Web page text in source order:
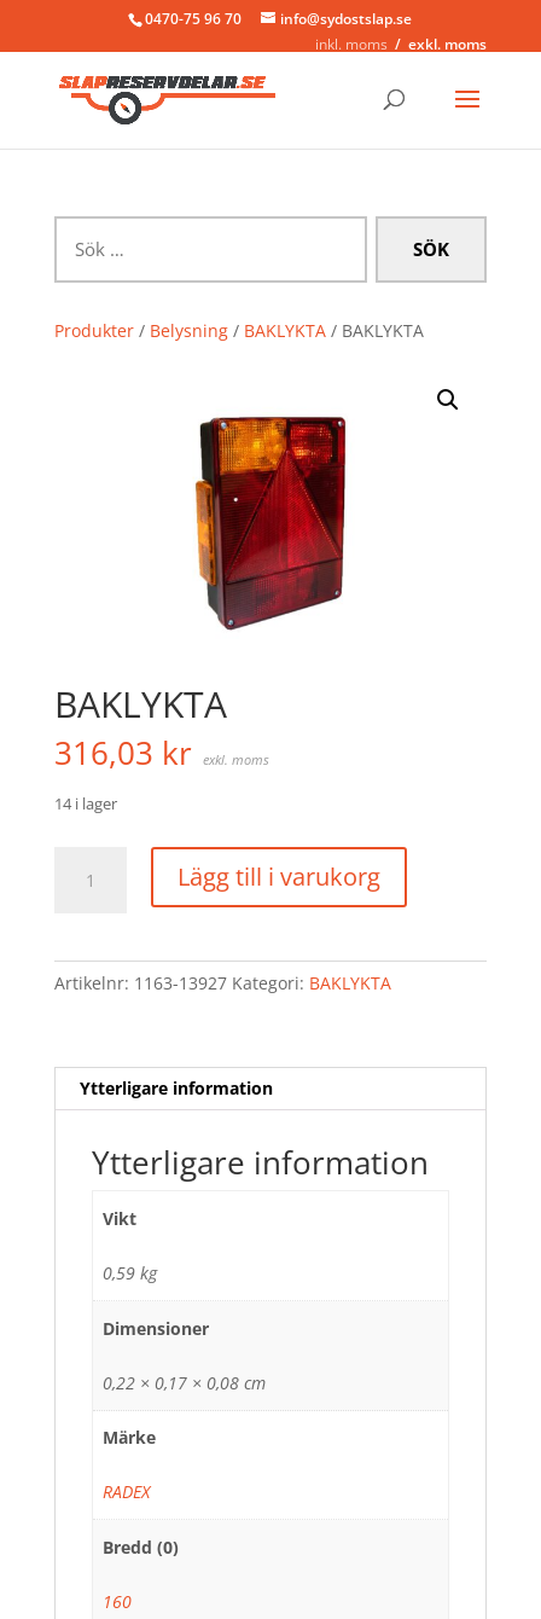
0470-75 96 70
info@sydostslap.se
inkl. moms
exkl. moms
efter:
Produkter/ Belysning/ BAKLYKTA/ BAKLYKTA
BAKLYKTA
316,03 kr exkl. moms
14 i lager
mängd
Lägg till i varukorg
Artikelnr: 1163-13927 Kategori: BAKLYKTA
Ytterligare information
Ytterligare information
Vikt
0,59 kg
Dimensioner
0,22 × 0,17 × 0,08 cm
Märke
RADEX
Bredd (0)
160